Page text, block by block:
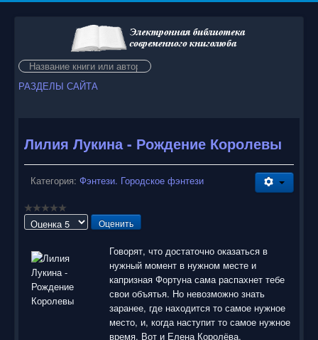
Искать...
РАЗДЕЛЫ САЙТА
Лилия Лукина - Рождение Королевы
Категория: Фэнтези. Городское фэнтези
Пожалуйста,
Говорят, что достаточно оказаться в
нужный момент в нужном месте и
капризная Фортуна сама распахнет тебе
свои объятья. Но невозможно знать
заранее, где находится то самое нужное
место, и, когда наступит то самое нужное
время. Вот и Елена Королёва,